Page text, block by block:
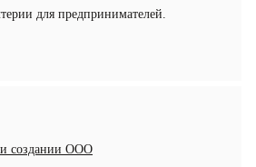
для предпринимателей.
создании ООО